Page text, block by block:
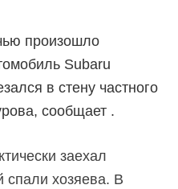
произошло
Subaru
в стену частного
сообщает .
заехал
спали хозяева. В